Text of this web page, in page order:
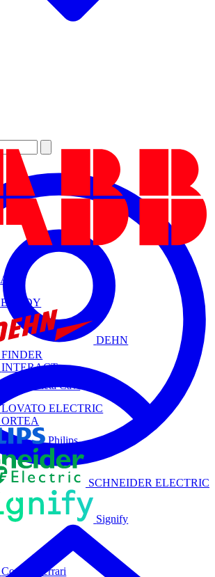
AVE
BRADY
DEHN
FINDER
INTERACT
La Triveneta Cavi
LOVATO ELECTRIC
ORTEA
Philips
SCHNEIDER ELECTRIC
Signify
Comoli Ferrari